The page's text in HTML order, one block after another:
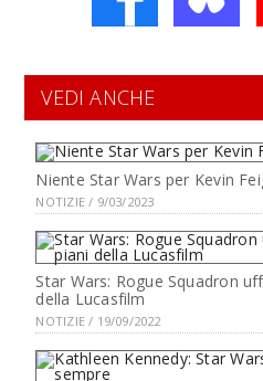
VEDI ANCHE
Niente Star Wars per Kevin
NOTIZIE / 9/03/2023
Star Wars: Rogue Squadron
della Lucasfilm
NOTIZIE / 19/09/2022